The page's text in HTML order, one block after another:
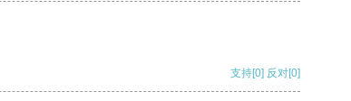
支持[0] 反对[0]